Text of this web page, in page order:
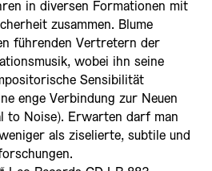
in diversen Formationen mit
zusammen. Blume
führenden Vertretern der
wobei ihn seine
Sensibilität
enge Verbindung zur Neuen
to Noise). Erwarten darf man
als ziselierte, subtile und